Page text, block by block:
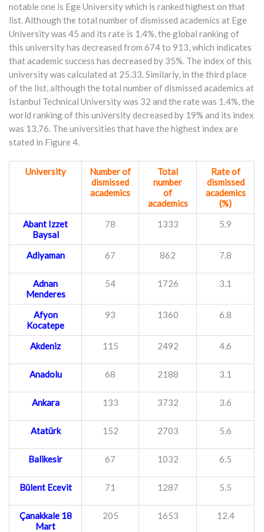
notable one is Ege University which is ranked highest on that
list. Although the total number of dismissed academics at Ege
University was 45 and its rate is 1.4%, the global ranking of
this university has decreased from 674 to 913, which indicates
that academic success has decreased by 35%. The index of this
university was calculated at 25.33. Similarly, in the third place
of the list, although the total number of dismissed academics at
Istanbul Technical University was 32 and the rate was 1.4%, the
world ranking of this university decreased by 19% and its index
was 13,76. The universities that have the highest index are
stated in Figure 4.
University
Number of
dismissed
academics
Total
number
of
academics
Rate of
dismissed
academics
(%)
Abant Izzet
Baysal
78 1333 5.9
Adiyaman 67 862 7.8
Adnan
Menderes
54 1726 3.1
Afyon
Kocatepe
93 1360 6.8
Akdeniz 115 2492 4.6
Anadolu 68 2188 3.1
Ankara 133 3732 3.6
Atatürk 152 2703 5.6
Balikesir 67 1032 6.5
Bülent Ecevit 71 1287 5.5
Çanakkale 18
Mart
205 1653 12.4